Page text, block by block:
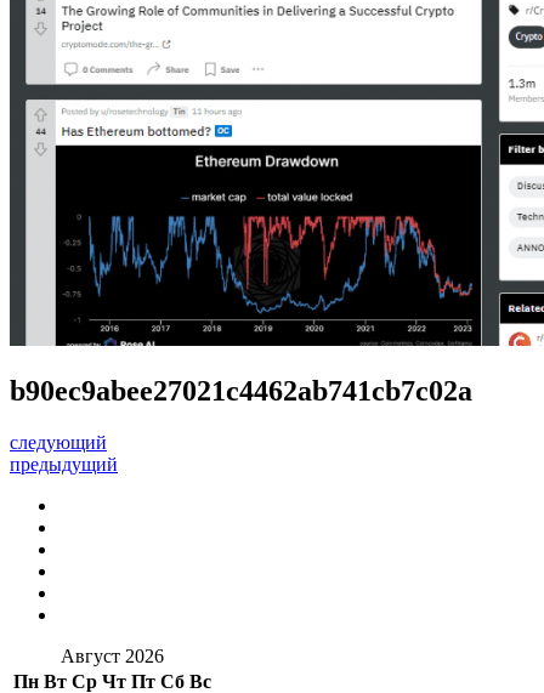
b90ec9abee27021c4462ab741cb7c02a
следующий
предыдущий
Август 2026
Пн Вт Ср Чт Пт Сб Вс